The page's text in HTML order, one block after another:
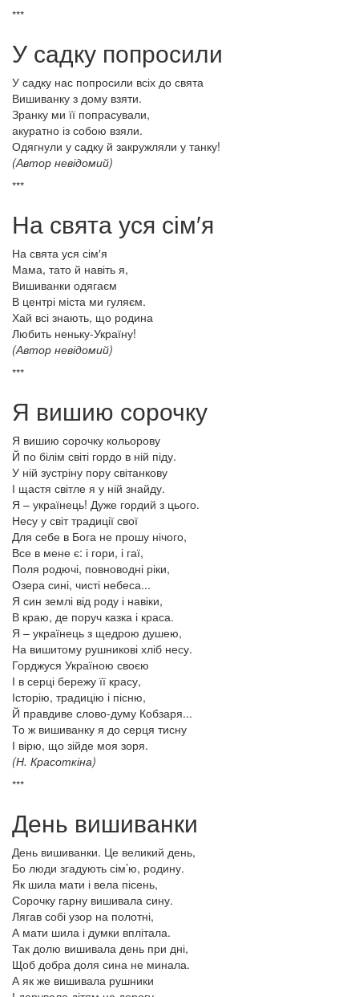
***
У садку попросили
У садку нас попросили всіх до свята
Вишиванку з дому взяти.
Зранку ми її попрасували,
акуратно із собою взяли.
Одягнули у садку й закружляли у танку!
(Автор невідомий)
***
На свята уся сім′я
На свята уся сім′я
Мама, тато й навіть я,
Вишиванки одягаєм
В центрі міста ми гуляєм.
Хай всі знають, що родина
Любить неньку-Україну!
(Автор невідомий)
***
Я вишию сорочку
Я вишию сорочку кольорову
Й по білім світі гордо в ній піду.
У ній зустріну пору світанкову
І щастя світле я у ній знайду.
Я – українець! Дуже гордий з цього.
Несу у світ традиції свої
Для себе в Бога не прошу нічого,
Все в мене є: і гори, і гаї,
Поля родючі, повноводні ріки,
Озера сині, чисті небеса...
Я син землі від роду і навіки,
В краю, де поруч казка і краса.
Я – українець з щедрою душею,
На вишитому рушникові хліб несу.
Горджуся Україною своєю
І в серці бережу її красу,
Історію, традицію і пісню,
Й правдиве слово-думу Кобзаря...
То ж вишиванку я до серця тисну
І вірю, що зійде моя зоря.
(Н. Красоткіна)
***
День вишиванки
День вишиванки. Це великий день,
Бо люди згадують сім’ю, родину.
Як шила мати і вела пісень,
Сорочку гарну вишивала сину.
Лягав собі узор на полотні,
А мати шила і думки вплітала.
Так долю вишивала день при дні,
Щоб добра доля сина не минала.
А як же вишивала рушники